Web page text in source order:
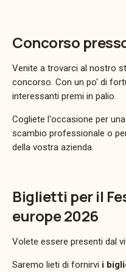
Concorso
Venite a trovarci al nostro
concorso. Con un po' di
interessanti premi in palio.
Cogliete l'occasione per
scambio professionale o
della vostra azienda.
Biglietti per il
europe 2026
Volete essere presenti dal
Saremo lieti di fornirvi i